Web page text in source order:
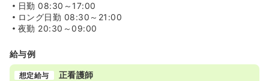
日勤 08:30～17:00
ロング日勤 08:30～21:00
夜勤 20:30～09:00
給与例
想定給与 正看護師